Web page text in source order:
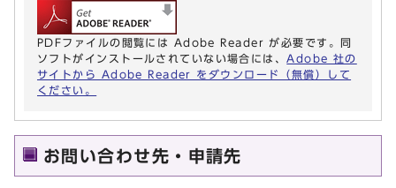
PDFファイルの閲覧には Adobe Reader が必要です。同
ソフトがインストールされていない場合には、 Adobe 社の
サイトから Adobe Reader をダウンロード（無償）して
ください。
お問い合わせ先・申請先